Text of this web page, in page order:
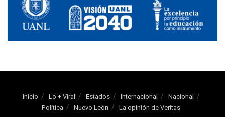
Inicio Lo + Viral Estados Internacional
Nacional
Política
Nuevo León La opinión de Veritas